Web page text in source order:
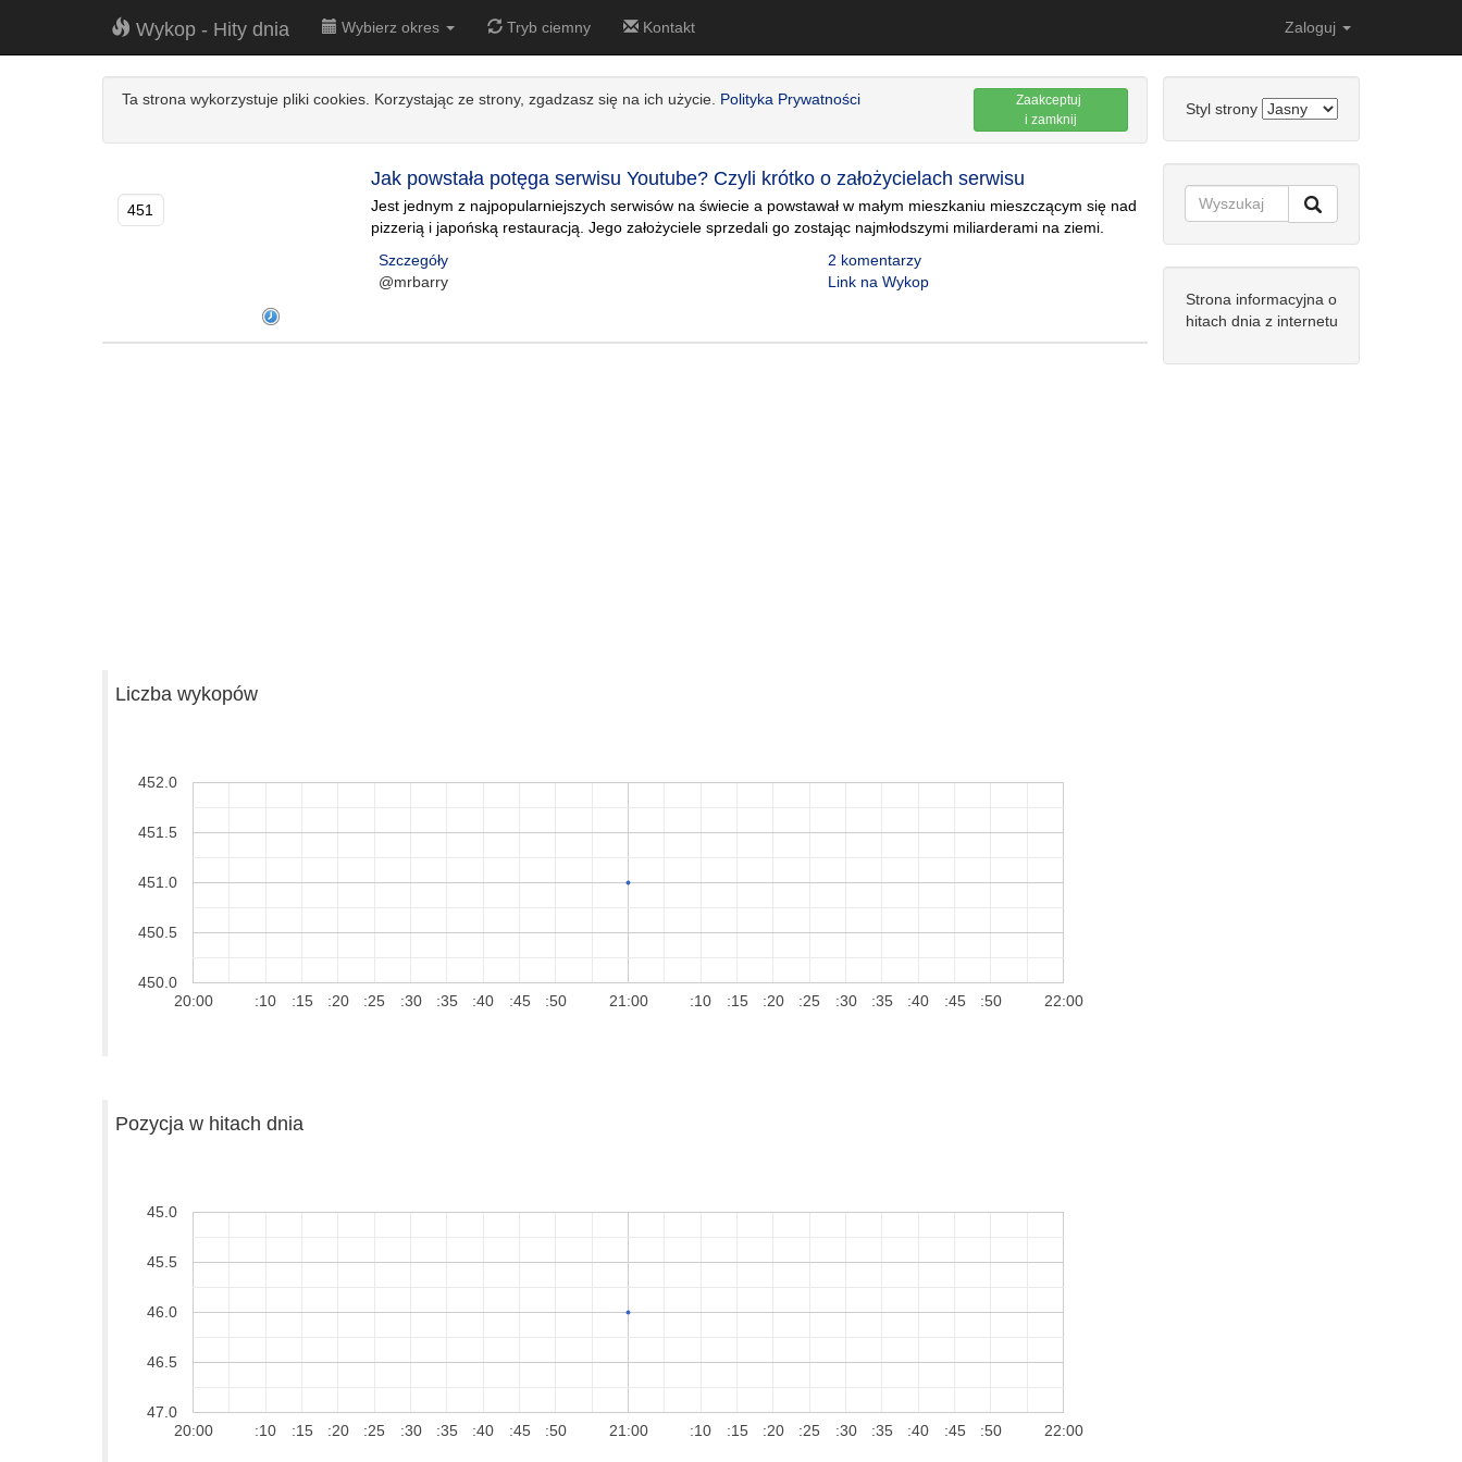
Wykop - Hity dnia Wybierz okres Tryb ciemny Kontakt Zaloguj
Ta strona wykorzystuje pliki cookies. Korzystając ze strony, zgadzasz się na ich użycie. Polityka Prywatności
Zaakceptuj
i zamknij
451
Jak powstała potęga serwisu Youtube? Czyli krótko o założycielach serwisu
Jest jednym z najpopularniejszych serwisów na świecie a powstawał w małym mieszkaniu mieszczącym się nad
pizzerią i japońską restauracją. Jego założyciele sprzedali go zostając najmłodszymi miliarderami na ziemi.
Szczegóły
@mrbarry
2 komentarzy
Link na Wykop
Liczba wykopów
20:00 21:00 22:00
:10 :15 :20 :25 :30 :35 :40 :45 :50 :10 :15 :20 :25 :30 :35 :40 :45 :50
450.0
450.5
451.0
451.5
452.0
Pozycja w hitach dnia
20:00 21:00 22:00
:10 :15 :20 :25 :30 :35 :40 :45 :50 :10 :15 :20 :25 :30 :35 :40 :45 :50
45.0
45.5
46.0
46.5
47.0
Styl strony
Strona informacyjna o
hitach dnia z internetu